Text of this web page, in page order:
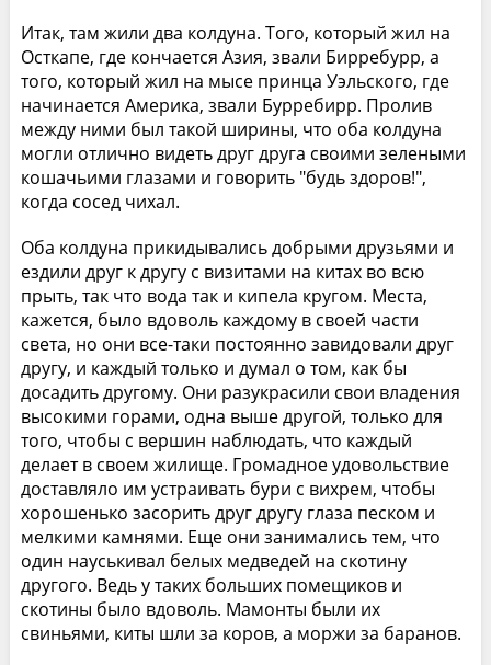
Итак, там жили два колдуна. Того, который жил на
Осткапе, где кончается Азия, звали Бирребурр, а
того, который жил на мысе принца Уэльского, где
начинается Америка, звали Бурребирр. Пролив
между ними был такой ширины, что оба колдуна
могли отлично видеть друг друга своими зелеными
кошачьими глазами и говорить "будь здоров!",
когда сосед чихал.
Оба колдуна прикидывались добрыми друзьями и
ездили друг к другу с визитами на китах во всю
прыть, так что вода так и кипела кругом. Места,
кажется, было вдоволь каждому в своей части
света, но они все-таки постоянно завидовали друг
другу, и каждый только и думал о том, как бы
досадить другому. Они разукрасили свои владения
высокими горами, одна выше другой, только для
того, чтобы с вершин наблюдать, что каждый
делает в своем жилище. Громадное удовольствие
доставляло им устраивать бури с вихрем, чтобы
хорошенько засорить друг другу глаза песком и
мелкими камнями. Еще они занимались тем, что
один науськивал белых медведей на скотину
другого. Ведь у таких больших помещиков и
скотины было вдоволь. Мамонты были их
свиньями, киты шли за коров, а моржи за баранов.